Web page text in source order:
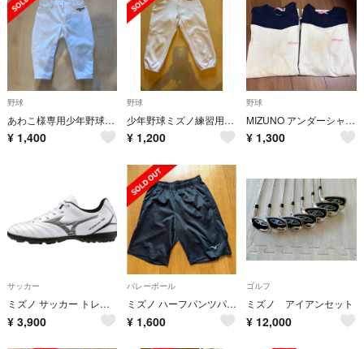
野球
あわこ様専用少年野球練習着130
¥ 1,400
野球
少年野球ミズノ練習用130
¥ 1,200
野球
MIZUNO アンダーシャツ 長袖 ネイビー×ホワイト LL 2枚セット
¥ 1,300
サッカー
ミズノ サッカー トレーニングシューズ ジュニア モナルシーダネオ3 セレクト
¥ 3,900
バレーボール
ミズノ ハーフパンツパンツ メンズ ブラック・サイズ：S
¥ 1,600
ゴルフ
ミズノ アイアンセット
¥ 12,000